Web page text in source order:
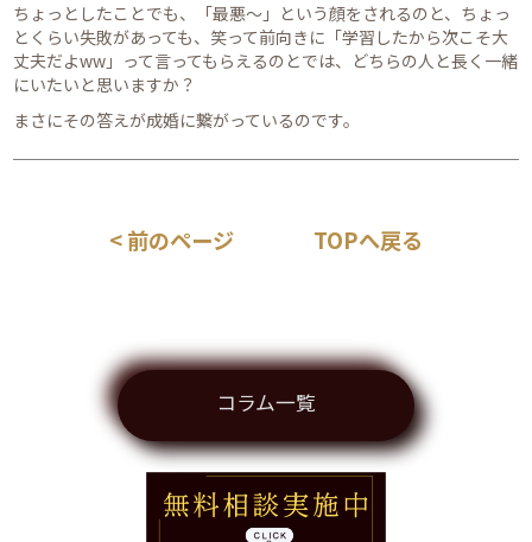
ちょっとしたことでも、「最悪〜」という顔をされるのと、ちょっ
とくらい失敗があっても、笑って前向きに「学習したから次こそ大
丈夫だよww」って言ってもらえるのとでは、どちらの人と長く一緒
にいたいと思いますか？
まさにその答えが成婚に繋がっているのです。
< 前のページ TOPへ戻る
コラム一覧